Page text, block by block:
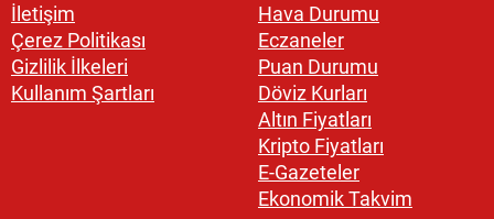
İletişim
Çerez Politikası
Gizlilik İlkeleri
Kullanım Şartları
Hava Durumu
Eczaneler
Puan Durumu
Döviz Kurları
Altın Fiyatları
Kripto Fiyatları
E-Gazeteler
Ekonomik Takvim